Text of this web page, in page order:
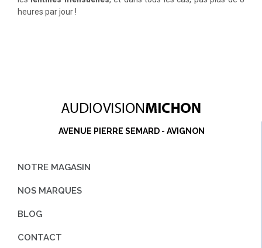
heures par jour !
AVENUE PIERRE SEMARD - AVIGNON
NOTRE MAGASIN
NOS MARQUES
BLOG
CONTACT